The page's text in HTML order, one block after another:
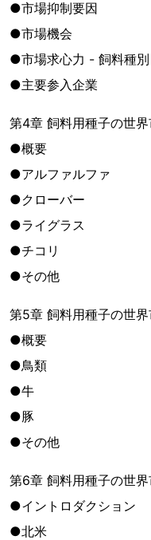
●市場抑制要因
●市場機会
●市場求心力 - 飼料種別
●主要参入企業
第4章 飼料用種子の世
●概要
●アルファルファ
●クローバー
●ライグラス
●チコリ
●その他
第5章 飼料用種子の世
●概要
●鳥類
●牛
●豚
●その他
第6章 飼料用種子の世
●イントロダクション
●北米